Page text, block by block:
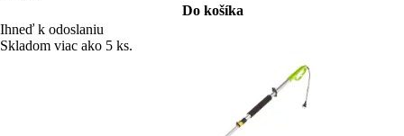
Do košíka
Ihneď k odoslaniu
Skladom viac ako 5 ks.